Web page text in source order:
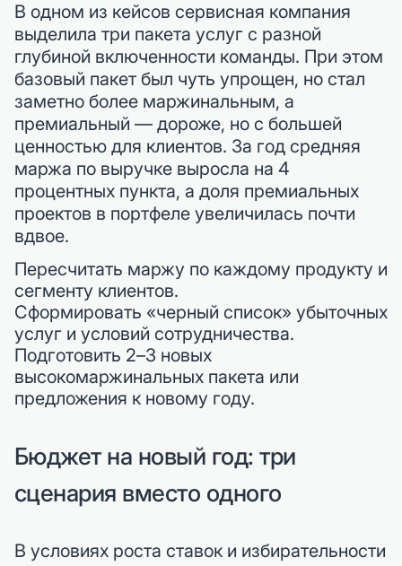
В одном из кейсов сервисная компания
выделила три пакета услуг с разной
глубиной включенности команды. При этом
базовый пакет был чуть упрощен, но стал
заметно более маржинальным, а
премиальный — дороже, но с большей
ценностью для клиентов. За год средняя
маржа по выручке выросла на 4
процентных пункта, а доля премиальных
проектов в портфеле увеличилась почти
вдвое.
Пересчитать маржу по каждому продукту и
сегменту клиентов.
Сформировать «черный список» убыточных
услуг и условий сотрудничества.
Подготовить 2–3 новых
высокомаржинальных пакета или
предложения к новому году.
Бюджет на новый год: три
сценария вместо одного
В условиях роста ставок и избирательности